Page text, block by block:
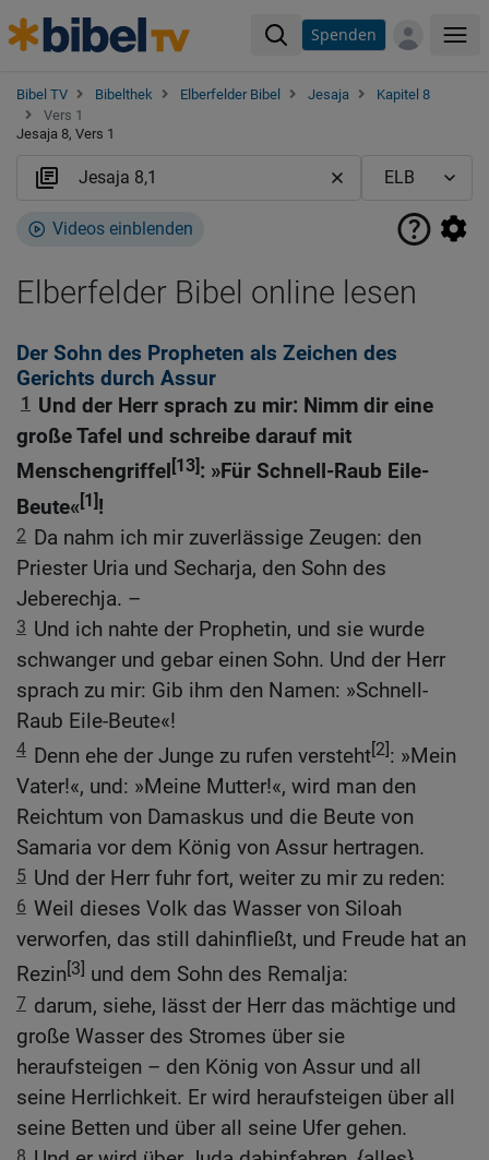
Spenden
Bibel TV Bibelthek Elberfelder Bibel Jesaja
Kapitel 8
Vers 1
Jesaja 8, Vers 1
Videos einblenden
Elberfelder Bibel online lesen
Der Sohn des Propheten als Zeichen des
Gerichts durch Assur
1
Und der Herr sprach zu mir: Nimm dir eine
große Tafel und schreibe darauf mit
Menschengriffel [13]: »Für Schnell-Raub Eile-
Beute«[1]!
2 Da nahm ich mir zuverlässige Zeugen: den
Priester Uria und Secharja, den Sohn des
Jeberechja. –
3 Und ich nahte der Prophetin, und sie wurde
schwanger und gebar einen Sohn. Und der Herr
sprach zu mir: Gib ihm den Namen: »Schnell-
Raub Eile-Beute«!
4 Denn ehe der Junge zu rufen versteht[2]: »Mein
Vater!«, und: »Meine Mutter!«, wird man den
Reichtum von Damaskus und die Beute von
Samaria vor dem König von Assur hertragen.
5 Und der Herr fuhr fort, weiter zu mir zu reden:
6 Weil dieses Volk das Wasser von Siloah
verworfen, das still dahinfließt, und Freude hat an
Rezin[3] und dem Sohn des Remalja:
7 darum, siehe, lässt der Herr das mächtige und
große Wasser des Stromes über sie
heraufsteigen – den König von Assur und all
seine Herrlichkeit. Er wird heraufsteigen über all
seine Betten und über all seine Ufer gehen.